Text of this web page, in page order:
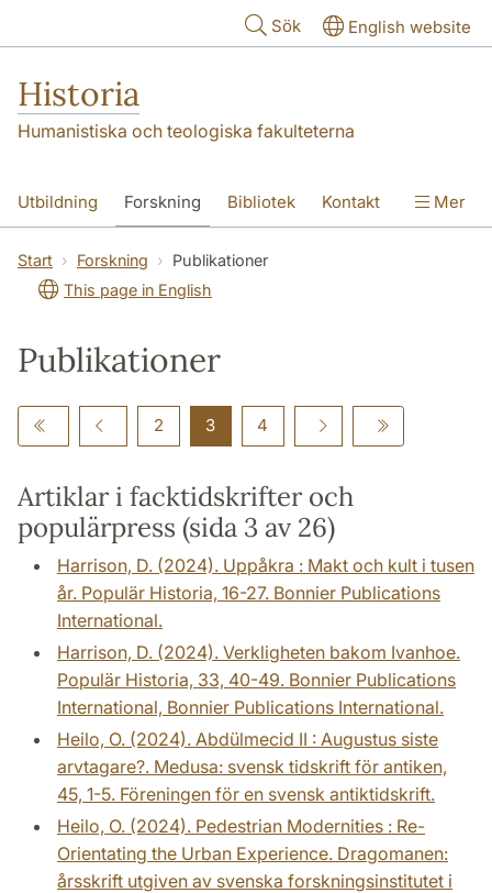
Sök English website
Historia
Humanistiska och teologiska fakulteterna
Utbildning Forskning Bibliotek Kontakt
Om oss
Mer
Start Forskning
Publikationer
This page in English
Publikationer
2 3 4
Artiklar i facktidskrifter och
populärpress (sida 3 av 26)
Harrison, D. (2024). Uppåkra : Makt och kult i tusen
år. Populär Historia, 16-27. Bonnier Publications
International.
Harrison, D. (2024). Verkligheten bakom Ivanhoe.
Populär Historia, 33, 40-49. Bonnier Publications
International, Bonnier Publications International.
Heilo, O. (2024). Abdülmecid II : Augustus siste
arvtagare?. Medusa: svensk tidskrift för antiken,
45, 1-5. Föreningen för en svensk antiktidskrift.
Heilo, O. (2024). Pedestrian Modernities : Re-
Orientating the Urban Experience. Dragomanen:
årsskrift utgiven av svenska forskningsinstitutet i